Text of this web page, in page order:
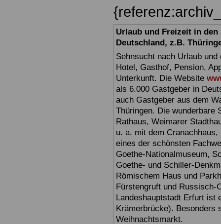
Urlaub und Freizeit in
Deutschland, z.B.
Sehnsucht nach Urlaub
Hotel, Gasthof, Pension,
Unterkunft. Die Website
als 6.000 Gastgeber in
auch Gastgeber aus dem
Thüringen. Die wunderbare
Rathaus, Weimarer
u. a. mit dem
eines der schönsten
Goethe-Nationalmuseum,
Goethe- und Schiller-
Römischem Haus und
Fürstengruft und Russisch-
Landeshauptstadt Erfurt ist
Krämerbrücke). Besonders
Weihnachtsmarkt.